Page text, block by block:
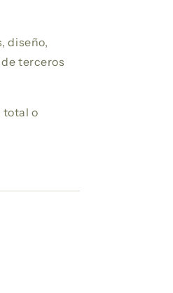
diseño,
terceros
total o